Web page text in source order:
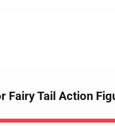
Fairy Tail Action